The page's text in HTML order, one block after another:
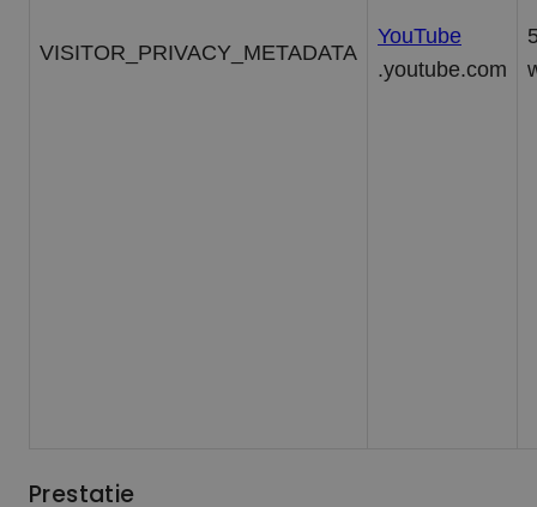
VISITOR_PRIVACY_METADATA
YouTube
.youtube.com
Prestatie